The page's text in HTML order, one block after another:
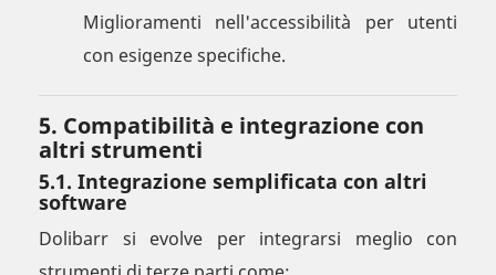
Miglioramenti nell'accessibilità per utenti
con esigenze specifiche.
5. Compatibilità e integrazione con
altri strumenti
5.1. Integrazione semplificata con altri
software
Dolibarr si evolve per integrarsi meglio con